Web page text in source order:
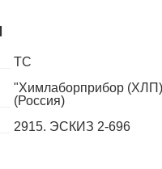
ТС
"Химлаборприбор
(Россия)
2915. ЭСКИЗ 2-696